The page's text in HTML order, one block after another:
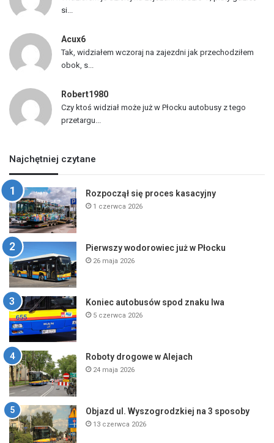
si...
Acux6
Tak, widziałem wczoraj na zajezdni jak przechodziłem
obok, s...
Robert1980
Czy ktoś widział może już w Płocku autobusy z tego
przetargu...
Najchętniej czytane
Rozpoczął się proces kasacyjny
1 czerwca 2026
Pierwszy wodorowiec już w Płocku
26 maja 2026
Koniec autobusów spod znaku lwa
5 czerwca 2026
Roboty drogowe w Alejach
24 maja 2026
Objazd ul. Wyszogrodzkiej na 3 sposoby
13 czerwca 2026